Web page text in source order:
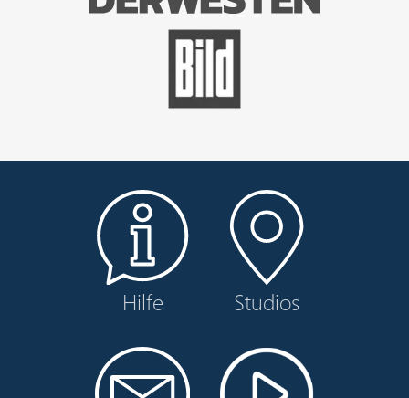
Hilfe Studios